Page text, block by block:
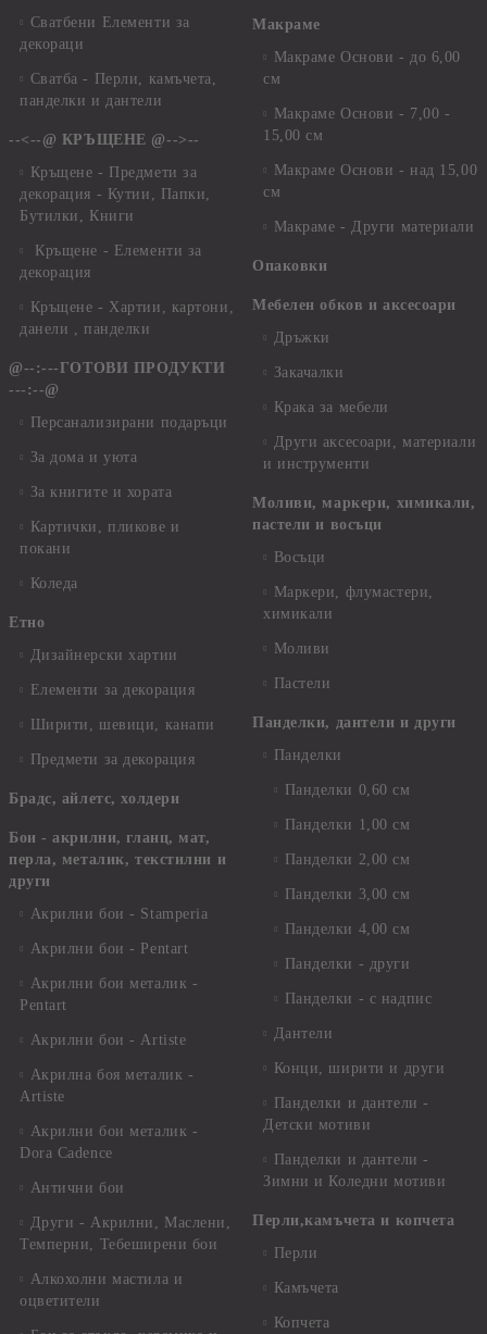
Сватбени Елементи за
декораци
Сватба - Перли, камъчета,
панделки и дантели
--<--@ КРЪЩЕНЕ @-->--
Кръщене - Предмети за
декорация - Кутии, Папки,
Бутилки, Книги
Кръщене - Елементи за
декорация
Кръщене - Хартии, картони,
данели , панделки
@--:---ГОТОВИ ПРОДУКТИ
---:--@
Персанализирани подаръци
За дома и уюта
За книгите и хората
Картички, пликове и
покани
Коледа
Етно
Дизайнерски хартии
Елементи за декорация
Ширити, шевици, канапи
Предмети за декорация
Брадс, айлетс, холдери
Бои - акрилни, гланц, мат,
перла, металик, текстилни и
други
Акрилни бои - Stamperia
Акрилни бои - Pentart
Акрилни бои металик -
Pentart
Акрилни бои - Artiste
Акрилна боя металик -
Artiste
Акрилни бои металик -
Dora Cadence
Антични бои
Други - Акрилни, Маслени,
Темперни, Тебеширени бои
Алкохолни мастила и
оцветители
Макраме
Макраме Основи - до 6,00
см
Макраме Основи - 7,00 -
15,00 см
Макраме Основи - над 15,00
см
Макраме - Други материали
Опаковки
Мебелен обков и аксесоари
Дръжки
Закачалки
Крака за мебели
Други аксесоари, материали
и инструменти
Моливи, маркери, химикали,
пастели и восъци
Восъци
Маркери, флумастери,
химикали
Моливи
Пастели
Панделки, дантели и други
Панделки
Панделки 0,60 см
Панделки 1,00 см
Панделки 2,00 см
Панделки 3,00 см
Панделки 4,00 см
Панделки - други
Панделки - с надпис
Дантели
Конци, ширити и други
Панделки и дантели -
Детски мотиви
Панделки и дантели -
Зимни и Коледни мотиви
Перли,камъчета и копчета
Перли
Камъчета
Копчета